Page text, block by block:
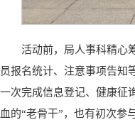
活动前，局人事科精心
员报名统计、注意事项告知
一次完成信息登记、健康征
血的“老骨干”，也有初次参